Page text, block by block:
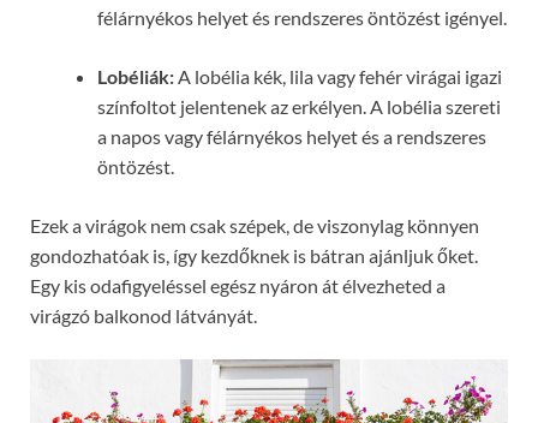
félárnyékos helyet és rendszeres öntözést igényel.
Lobéliák: A lobélia kék, lila vagy fehér virágai igazi
színfoltot jelentenek az erkélyen. A lobélia szereti
a napos vagy félárnyékos helyet és a rendszeres
öntözést.
Ezek a virágok nem csak szépek, de viszonylag könnyen
gondozhatóak is, így kezdőknek is bátran ajánljuk őket.
Egy kis odafigyeléssel egész nyáron át élvezheted a
virágzó balkonod látványát.